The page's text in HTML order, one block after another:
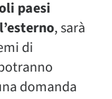
paesi
, sarà
di
domanda